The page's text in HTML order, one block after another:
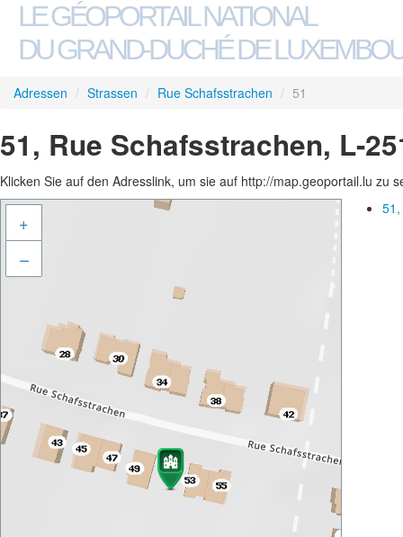
LE GÉOPORTAIL NATIONAL
DU GRAND-DUCHÉ DE
Adressen / Strassen / Rue Schafsstrachen / 51
51, Rue Schafsstrachen, L-
Klicken Sie auf den Adresslink, um sie auf http://map.geoportail.lu zu
+
–